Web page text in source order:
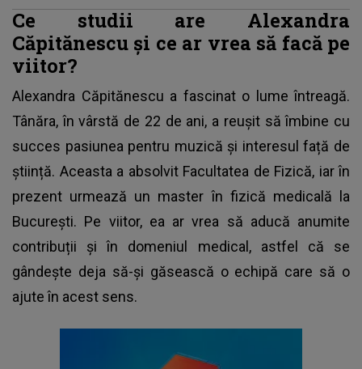
Ce studii are Alexandra
Căpitănescu și ce ar vrea să facă pe
viitor?
Alexandra Căpitănescu a fascinat o lume întreagă.
Tânăra, în vârstă de 22 de ani, a reușit să îmbine cu
succes pasiunea pentru muzică și interesul față de
știință. Aceasta a absolvit Facultatea de Fizică, iar în
prezent urmează un master în fizică medicală la
București. Pe viitor, ea ar vrea să aducă anumite
contribuții și în domeniul medical, astfel că se
gândește deja să-și găsească o echipă care să o
ajute în acest sens.